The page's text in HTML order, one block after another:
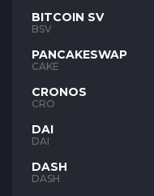
BITCOIN SV
BSV
PANCAKESWAP
CAKE
CRONOS
CRO
DAI
DAI
DASH
DASH